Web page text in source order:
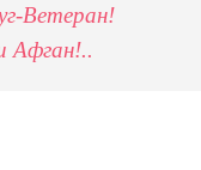
Ветеран!
Афган!..